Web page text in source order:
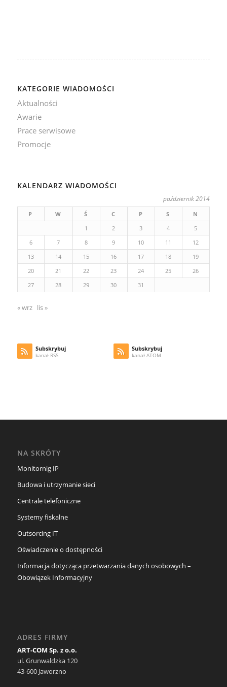
KATEGORIE WIADOMOŚCI
Aktualności
Awarie
Prace serwisowe
Promocje
KALENDARZ WIADOMOŚCI
październik 2014
P W Ś C P S
N
1
2 3 4
5
6
7 8 9 10 11
12
13
14 15 16 17 18
19
20
21 22 23 24 25
26
27
28 29 30 31
« wrz lis »
Subskrybuj
kanał RSS
Subskrybuj
kanał ATOM
NA SKRÓTY
Monitornig IP
Budowa i utrzymanie sieci
Centrale telefoniczne
Systemy fiskalne
Outsorcing IT
Oświadczenie o dostępności
Informacja dotycząca przetwarzania danych osobowych –
Obowiązek Informacyjny
ADRES FIRMY
ART-COM Sp. z o.o.
ul. Grunwaldzka 120
43-600 Jaworzno